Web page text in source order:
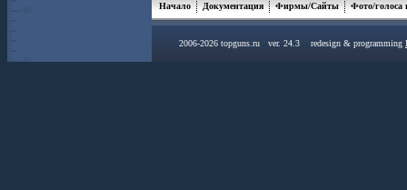
Начало Документация Фирмы/Сайты Фото/голоса
2006-2026 topguns.ru ver. 24.3 redesign & programming